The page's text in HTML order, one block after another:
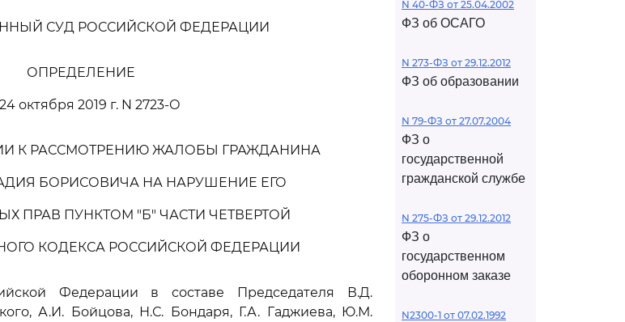
СУД РОССИЙСКОЙ ФЕДЕРАЦИИ
ОПРЕДЕЛЕНИЕ
октября 2019 г. N 2723-О
К РАССМОТРЕНИЮ ЖАЛОБЫ ГРАЖДАНИНА
БОРИСОВИЧА НА НАРУШЕНИЕ ЕГО
ПРАВ ПУНКТОМ "Б" ЧАСТИ ЧЕТВЕРТОЙ
КОДЕКСА РОССИЙСКОЙ ФЕДЕРАЦИИ
Федерации в составе Председателя В.Д.
А.И. Бойцова, Н.С. Бондаря, Г.А. Гаджиева, Ю.М.
N 40-ФЗ от 25.04.2002
ФЗ об ОСАГО
N 273-ФЗ от 29.12.2012
ФЗ об образовании
N 79-ФЗ от 27.07.2004
ФЗ о
государственной
гражданской службе
N 275-ФЗ от 29.12.2012
ФЗ о
государственном
оборонном заказе
N2300-1 от 07.02.1992